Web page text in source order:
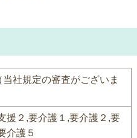
社規定の審査がございま
援２,要介護１,要介護２,要
介護５